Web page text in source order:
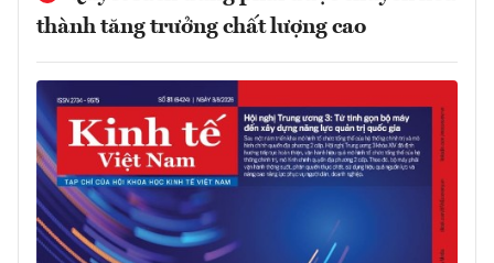
thành tăng trưởng chất lượng cao